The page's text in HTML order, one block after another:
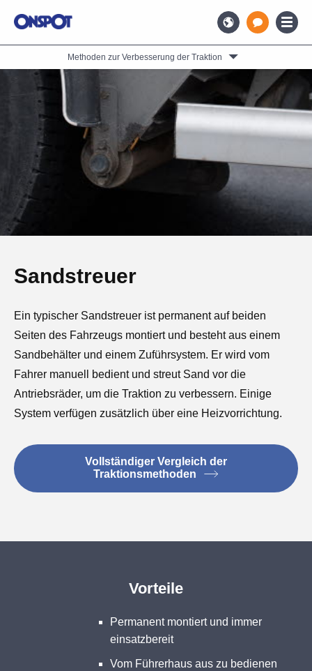
Methoden zur Verbesserung der Traktion
Sandstreuer
Ein typischer Sandstreuer ist permanent auf beiden
Seiten des Fahrzeugs montiert und besteht aus einem
Sandbehälter und einem Zuführsystem. Er wird vom
Fahrer manuell bedient und streut Sand vor die
Antriebsräder, um die Traktion zu verbessern. Einige
System verfügen zusätzlich über eine Heizvorrichtung.
Vollständiger Vergleich der
Traktionsmethoden
Vorteile
Permanent montiert und immer
einsatzbereit
Vom Führerhaus aus zu bedienen